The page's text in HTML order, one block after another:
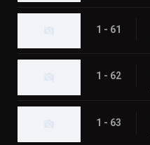
1 - 61
1 - 62
1 - 63